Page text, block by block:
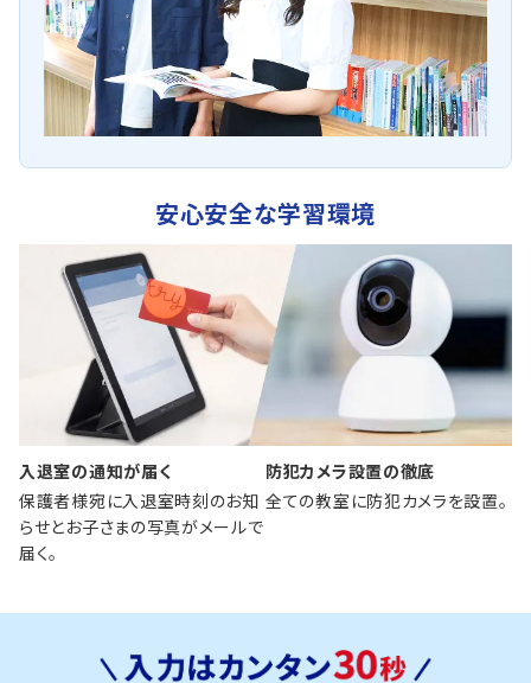
安心安全な学習環境
入退室の通知が届く
保護者様宛に入退室時刻のお知
らせとお子さまの写真がメールで
届く。
防犯カメラ設置の徹底
全ての教室に防犯カメラを設置。